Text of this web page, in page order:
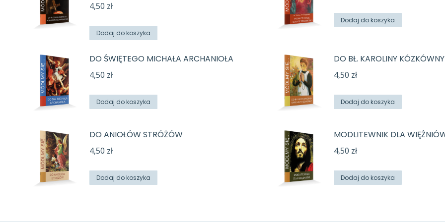
4,50 zł
Dodaj do koszyka
Dodaj do koszyka
DO ŚWIĘTEGO MICHAŁA ARCHANIOŁA
4,50 zł
Dodaj do koszyka
DO BŁ. KAROLINY KÓZKÓWNY
4,50 zł
Dodaj do koszyka
DO ANIOŁÓW STRÓŻÓW
4,50 zł
Dodaj do koszyka
MODLITEWNIK DLA
4,50 zł
Dodaj do koszyka